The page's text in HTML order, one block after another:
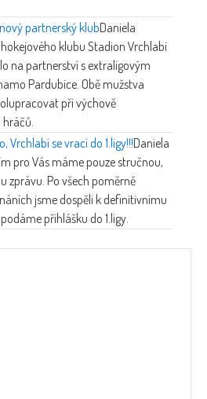
partnerský klubDaniela
klubu Stadion Vrchlabí
na partnerství s extraligovým
Pardubice. Obě mužstva
při výchově
Vrchlabí se vrací do 1.ligy!!!Daniela
pro Vás máme pouze stručnou,
zprávu. Po všech poměrně
jsme dospěli k definitivnímu
přihlášku do 1.ligy.